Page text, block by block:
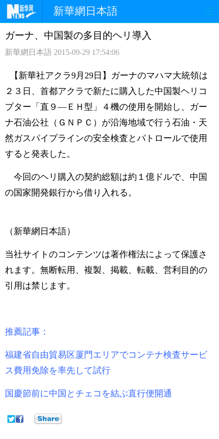
新華網日本語
ホームページ 政治
観光 評論 写真
中日対訳
ガーナ、中国製の多目的ヘリ導入
新華網日本語 2015-09-29 17:54:06
【新華社アクラ9月29日】 ガーナのマハマ大統領は
２３日、首都アクラで新たに購入した中国製ヘリコ
プター「直９―ＥＨ型」４機の使用を開始し、ガー
ナ石油公社（ＧＮＰＣ）が沿海地域で行う石油・天
然ガスパイプラインの安全検査とパトロールで使用
すると発表した。
今回のヘリ購入の契約総額は約１億ドルで、中国
の国家開発銀行から借り入れる。
（新華網日本語）
当社サイトのコンテンツは著作権法によって保護さ
れます。無断転用、複製、掲載、転載、営利目的の
引用は禁じます。
推薦記事：
福建省自由貿易区厦門エリアでコンテナ検査サービ
ス費用免除を率先して試行
国慶節前に中国とチェコを結ぶ直行便開通